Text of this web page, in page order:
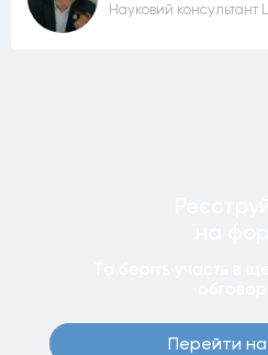
Науковий консультант
Перейти